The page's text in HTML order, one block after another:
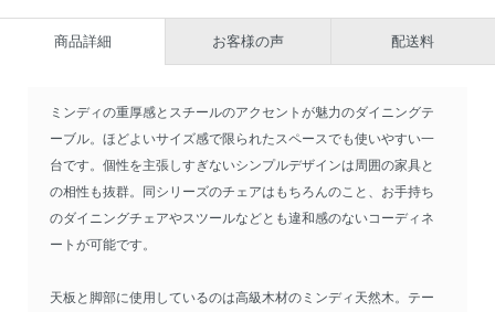
商品詳細 お客様の声 配送料
ミンディの重厚感とスチールのアクセントが魅力のダイニングテ
ーブル。ほどよいサイズ感で限られたスペースでも使いやすい一
台です。個性を主張しすぎないシンプルデザインは周囲の家具と
の相性も抜群。同シリーズのチェアはもちろんのこと、お手持ち
のダイニングチェアやスツールなどとも違和感のないコーディネ
ートが可能です。
天板と脚部に使用しているのは高級木材のミンディ天然木。テー